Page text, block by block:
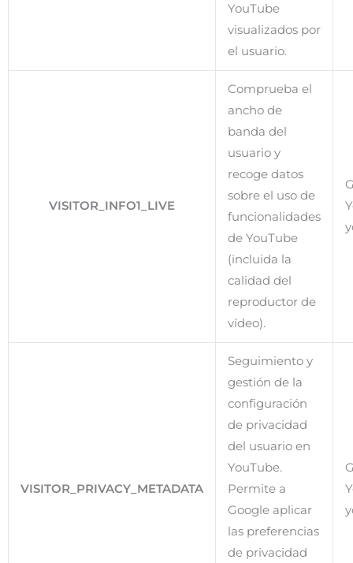
YouTube
visualizados por
el usuario.
VISITOR_INFO1_LIVE
Comprueba el
ancho de
banda del
usuario y
recoge datos
sobre el uso de
funcionalidades
de YouTube
(incluida la
calidad del
reproductor de
vídeo).
VISITOR_PRIVACY_METADATA
Seguimiento y
gestión de la
configuración
de privacidad
del usuario en
YouTube.
Permite a
Google aplicar
las preferencias
de privacidad